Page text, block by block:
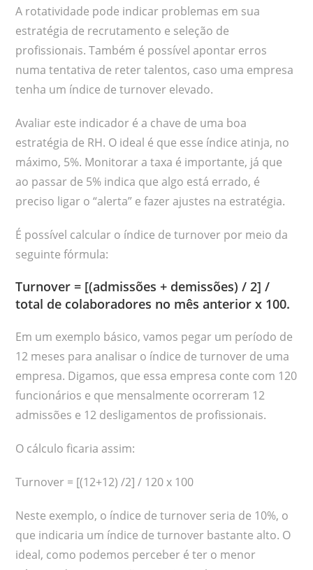
A rotatividade pode indicar problemas em sua
estratégia de recrutamento e seleção de
profissionais. Também é possível apontar erros
numa tentativa de reter talentos, caso uma empresa
tenha um índice de turnover elevado.
Avaliar este indicador é a chave de uma boa
estratégia de RH. O ideal é que esse índice atinja, no
máximo, 5%. Monitorar a taxa é importante, já que
ao passar de 5% indica que algo está errado, é
preciso ligar o “alerta” e fazer ajustes na estratégia.
É possível calcular o índice de turnover por meio da
seguinte fórmula:
Turnover = [(admissões + demissões) / 2] /
total de colaboradores no mês anterior x 100.
Em um exemplo básico, vamos pegar um período de
12 meses para analisar o índice de turnover de uma
empresa. Digamos, que essa empresa conte com 120
funcionários e que mensalmente ocorreram 12
admissões e 12 desligamentos de profissionais.
O cálculo ficaria assim:
Turnover = [(12+12) /2] / 120 x 100
Neste exemplo, o índice de turnover seria de 10%, o
que indicaria um índice de turnover bastante alto. O
ideal, como podemos perceber é ter o menor